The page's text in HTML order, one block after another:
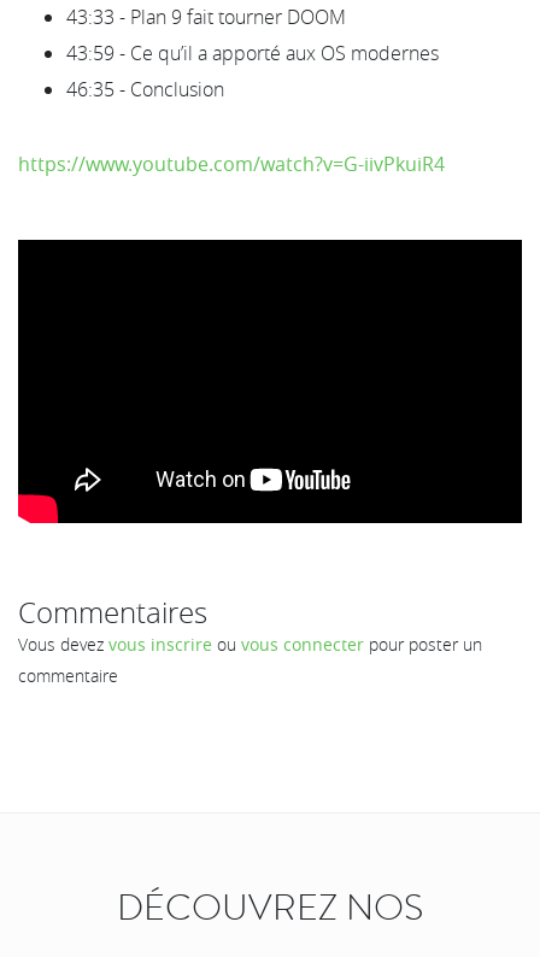
43:33 - Plan 9 fait tourner DOOM
43:59 - Ce qu’il a apporté aux OS modernes
46:35 - Conclusion
https://www.youtube.com/watch?v=G-iivPkuiR4
Commentaires
Vous devez vous inscrire ou vous connecter pour poster un
commentaire
DÉCOUVREZ NOS